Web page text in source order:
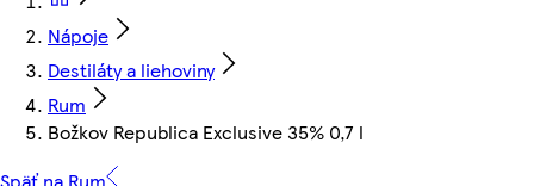
Nápoje
Destiláty a liehoviny
Rum
Božkov Republica Exclusive 35% 0,7 l